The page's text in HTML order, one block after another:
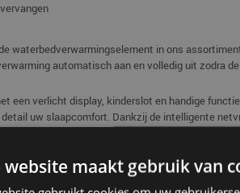
waterbedverwarmingselement in ons
automatisch aan en volledig uit zodra
een verlicht display, kinderslot en handige
uw slaapcomfort. Dankzij de intelligente
waterdicht (IP67) en voorzien van een
hoeven wisselen.
website maakt gebruik van